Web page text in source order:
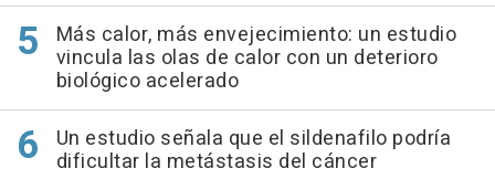
Más calor, más envejecimiento: un estudio
vincula las olas de calor con un deterioro
biológico acelerado
Un estudio señala que el sildenafilo podría
dificultar la metástasis del cáncer